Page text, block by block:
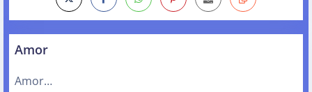
Amor
Amor…